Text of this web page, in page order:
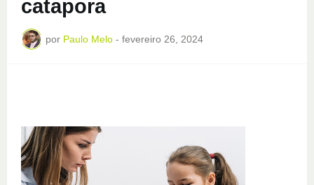
catapora
por Paulo Melo - fevereiro 26, 2024